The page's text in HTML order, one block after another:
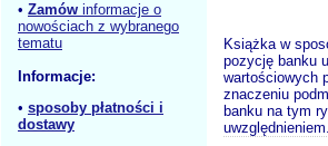
• Zamów informacje o
nowościach z wybranego
tematu
Informacje:
• sposoby płatności i
dostawy
Książka w
pozycję banku
wartościowych
znaczeniu
banku na tym